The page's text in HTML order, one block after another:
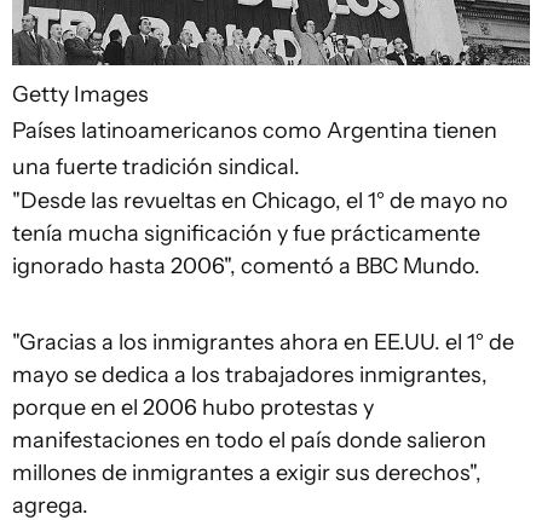
Getty Images
Países latinoamericanos como Argentina tienen
una fuerte tradición sindical.
"Desde las revueltas en Chicago, el 1° de mayo no
tenía mucha significación y fue prácticamente
ignorado hasta 2006", comentó a BBC Mundo.
"Gracias a los inmigrantes ahora en EE.UU. el 1° de
mayo se dedica a los trabajadores inmigrantes,
porque en el 2006 hubo protestas y
manifestaciones en todo el país donde salieron
millones de inmigrantes a exigir sus derechos",
agrega.